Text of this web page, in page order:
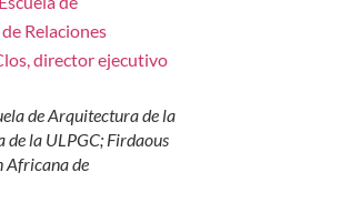
de Arquitectura de la
la ULPGC; Firdaous
Africana de